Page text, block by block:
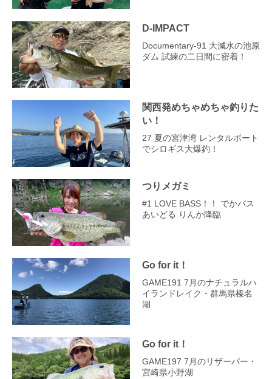
D-IMPACT
Documentary-91 大減水の池原
ダム 試練の二日間に密着！
関西発めちゃめちゃ釣りた
い！
27 夏の宮津湾 レンタルボート
でシロギス大爆釣！
つりメガミ
#1 LOVE BASS！！ でかバス
あいどる りんか降臨
Go for it！
GAME191 7月のナチュラルハ
イランドレイク・群馬県榛名
湖
Go for it！
GAME197 7月のリザーバー・
宮崎県小野湖